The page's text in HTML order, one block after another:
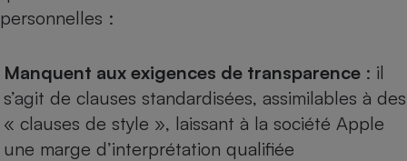
personnelles :
Manquent aux exigences de transparence : il
s’agit de clauses standardisées, assimilables à des
« clauses de style », laissant à la société Apple
une marge d’interprétation qualifiée